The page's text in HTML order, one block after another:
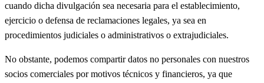
cuando dicha divulgación sea necesaria para el establecimiento,
ejercicio o defensa de reclamaciones legales, ya sea en
procedimientos judiciales o administrativos o extrajudiciales.
No obstante, podemos compartir datos no personales con nuestros
socios comerciales por motivos técnicos y financieros, ya que